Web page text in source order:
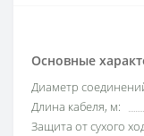
Основные
Диаметр
Длина кабеля, м:
Защита от сухого